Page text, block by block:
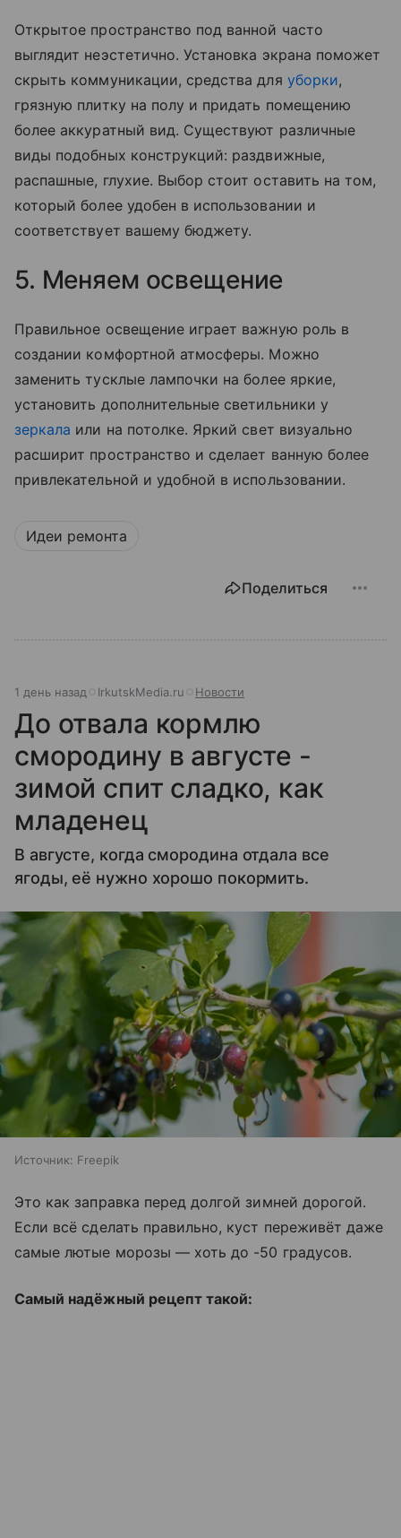
Открытое пространство под ванной часто
выглядит неэстетично. Установка экрана поможет
скрыть коммуникации, средства для уборки,
грязную плитку на полу и придать помещению
более аккуратный вид. Существуют различные
виды подобных конструкций: раздвижные,
распашные, глухие. Выбор стоит оставить на том,
который более удобен в использовании и
соответствует вашему бюджету.
5. Меняем освещение
Правильное освещение играет важную роль в
создании комфортной атмосферы. Можно
заменить тусклые лампочки на более яркие,
установить дополнительные светильники у
зеркала или на потолке. Яркий свет визуально
расширит пространство и сделает ванную более
привлекательной и удобной в использовании.
Идеи ремонта
Поделиться
1 день назад IrkutskMedia.ru Новости
До отвала кормлю
смородину в августе -
зимой спит сладко, как
младенец
В августе, когда смородина отдала все
ягоды, её нужно хорошо покормить.
Источник: Freepik
Это как заправка перед долгой зимней дорогой.
Если всё сделать правильно, куст переживёт даже
самые лютые морозы — хоть до -50 градусов.
Самый надёжный рецепт такой: